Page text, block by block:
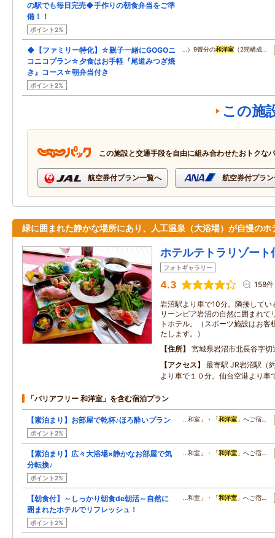
の駅でも毎日完売◆手作りの朝食弁当をご準
備！！
ポイント2%
◆【ファミリー特化】☆親子一緒にGOGOニ
コニコプラン☆夕食はお手軽『尾道みつぎ焼
き』コース☆朝弁当付き
ポイント2%
…）9畳分の和洋室 （2間構成…
この施
この施設と交通手段を自由に組み合わせたおトクな
航空券付プラン一覧へ 航空券付プラ
緑に囲まれた静かな場所にあり、人工温泉（大浴場）が自慢のホ
ホテルテトラリゾート
フォトギャラリー
4.3 158件
岩沼駅より車で10分。隣接して
リーンピア岩沼の自然に囲まれて
トホテル。（スポーツ施設はお
たします。）
住所
宮城県岩沼市北長谷字切
アクセス
最寄駅 JR岩沼駅（
より車で１０分。仙台空港より車
「バリアフリー 和洋室」を含む宿泊プラン
【素泊まり】お部屋で乾杯♪ほろ酔いプラン
ポイント2%
…和室」・「和洋室 」へご宿…
【素泊まり】広々大浴場×静かなお部屋で気
分転換♪
ポイント2%
…和室」・「和洋室 」へご宿…
【朝食付】～しっかり朝食de朝活～自然に
囲まれたホテルでリフレッシュ！
ポイント2%
…和室」・「和洋室 」へご宿…